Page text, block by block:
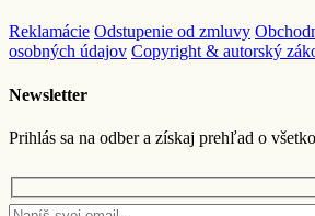
Reklamácie Odstupenie od zmluvy
osobných údajov Copyright & autorský
Newsletter
Prihlás sa na odber a získaj prehľad o